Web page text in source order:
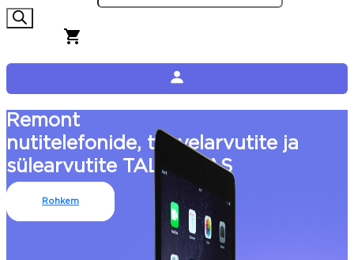
Remont
nutitelefonide, tahvelarvutite ja
sülearvutite TALLINNAS
Rohkem